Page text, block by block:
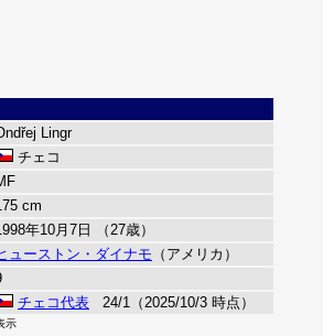
Lingr
チェコ
cm
年10月7日 （27歳）
ューストン・ダイナモ （アメリカ）
チェコ代表 24/1（2025/10/3 時点）
示